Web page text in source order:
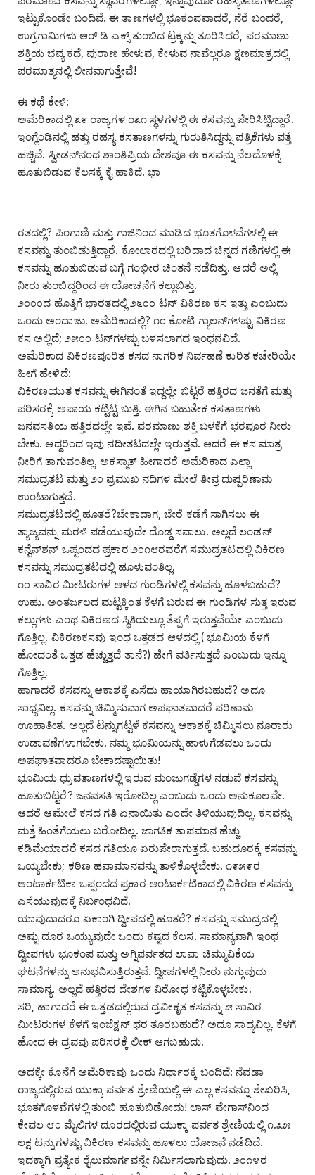
ಇಟ್ಟುಕೊಂಡೇ ಬಂದಿವೆ. ಈ ತಾಣಗಳಲ್ಲಿ ಭೂಕಂಪವಾದರೆ, ನೆರೆ ಬಂದರೆ,
ಉಗ್ರಗಾಮಿಗಳು ಆರ್ ಡಿ ಎಕ್ಸ್ ತುಂಬಿದ ಟ್ರಕ್ಕನ್ನು ತೂರಿಸಿದರೆ, ಪರಮಾಣು
ಶಕ್ತಿಯ ಭವ್ಯ ಕಥೆ, ಪುರಾಣ ಹೇಳುವ, ಕೇಳುವ ನಾವೆಲ್ಲರೂ ಕ್ಷಣಮಾತ್ರದಲ್ಲಿ
ಪರಮಾತ್ಮನಲ್ಲಿ ಲೀನವಾಗುತ್ತೇವೆ!
ಈ ಕಥೆ ಕೇಳಿ:
ಅಮೆರಿಕಾದಲ್ಲಿ ೩೯ ರಾಜ್ಯಗಳ ೧೩೧ ಸ್ಥಳಗಳಲ್ಲಿ ಈ ಕಸವನ್ನು ಪೇರಿಸಿಟ್ಟಿದ್ದಾರೆ.
ಇಂಗ್ಲೆಂಡಿನಲ್ಲಿ ಹತ್ತು ರಹಸ್ಯ ಕಸತಾಣಗಳನ್ನು ಗುರುತಿಸಿದ್ದನ್ನು ಪತ್ರಿಕೆಗಳು ಪತ್ತೆ
ಹಚ್ಚಿವೆ. ಸ್ವೀಡನ್‌ನಂಥ ಶಾಂತಿಪ್ರಿಯ ದೇಶವೂ ಈ ಕಸವನ್ನು ನೆಲದೊಳಕ್ಕೆ
ಹೂತುಬಿಡುವ ಕೆಲಸಕ್ಕೆ ಕೈ ಹಾಕಿದೆ. ಭಾ
ರತದಲ್ಲಿ? ಪಿಂಗಾಣಿ ಮತ್ತು ಗಾಜಿನಿಂದ ಮಾಡಿದ ಭೂತಗೊಳವೆಗಳಲ್ಲಿ ಈ
ಕಸವನ್ನು ತುಂಬಿಡುತ್ತಿದ್ದಾರೆ. ಕೋಲಾರದಲ್ಲಿ ಬರಿದಾದ ಚಿನ್ನದ ಗಣಿಗಳಲ್ಲಿ ಈ
ಕಸವನ್ನು ಹೂತುಬಿಡುವ ಬಗ್ಗೆ ಗಂಭೀರ ಚಿಂತನೆ ನಡೆದಿತ್ತು. ಆದರೆ ಅಲ್ಲಿ
ನೀರು ತುಂಬಿದ್ದರಿಂದ ಈ ಯೋಚನೆಗೆ ಕಲ್ಲುಬಿತ್ತು.
೨೦೦೦ದ ಹೊತ್ತಿಗೆ ಭಾರತದಲ್ಲಿ ೨೬೦೦ ಟನ್ ವಿಕಿರಣ ಕಸ ಇತ್ತು ಎಂಬುದು
ಒಂದು ಅಂದಾಜು. ಅಮೆರಿಕಾದಲ್ಲಿ? ೧೦ ಕೋಟಿ ಗ್ಯಾಲನ್‌ಗಳಷ್ಟು ವಿಕಿರಣ
ಕಸ ಅಲ್ಲಿದೆ; ೨೫೦೦ ಟನ್‌ಗಳಷ್ಟು ಬಳಸಲಾಗದ ಇಂಧನವಿದೆ.
ಅಮೆರಿಕಾದ ವಿಕಿರಣಪೂರಿತ ಕಸದ ನಾಗರಿಕ ನಿರ್ವಹಣೆ ಕುರಿತ ಕಚೇರಿಯೇ
ಹೀಗೆ ಹೇಳಿದೆ:
ವಿಕಿರಣಯುತ ಕಸವನ್ನು ಈಗಿನಂತೆ ಇದ್ದಲ್ಲೇ ಬಿಟ್ಟರೆ ಹತ್ತಿರದ ಜನತೆಗೆ ಮತ್ತು
ಪರಿಸರಕ್ಕೆ ಅಪಾಯ ಕಟ್ಟಿಟ್ಟ ಬುತ್ತಿ. ಈಗಿನ ಬಹುತೇಕ ಕಸತಾಣಗಳು
ಜನವಸತಿಯ ಹತ್ತಿರದಲ್ಲೇ ಇವೆ. ಪರಮಾಣು ಶಕ್ತಿ ಬಳಕೆಗೆ ಭರಪೂರ ನೀರು
ಬೇಕು. ಆದ್ದರಿಂದ ಇವು ನದೀತಟದಲ್ಲೇ ಇರುತ್ತವೆ. ಆದರೆ ಈ ಕಸ ಮಾತ್ರ
ನೀರಿಗೆ ತಾಗುವಂತಿಲ್ಲ. ಅಕಸ್ಮಾತ್ ಹೀಗಾದರೆ ಅಮೆರಿಕಾದ ಎಲ್ಲಾ
ಸಮುದ್ರತಟ ಮತ್ತು ೨೦ ಪ್ರಮುಖ ನದಿಗಳ ಮೇಲೆ ತೀವ್ರ ದುಷ್ಪರಿಣಾಮ
ಉಂಟಾಗುತ್ತದೆ.
ಸಮುದ್ರತಟದಲ್ಲಿ ಹೂತರೆ?ಬೇಕಾದಾಗ, ಬೇರೆ ಕಡೆಗೆ ಸಾಗಿಸಲು ಈ
ತ್ಯಾಜ್ಯವನ್ನು ಮರಳಿ ಪಡೆಯುವುದೇ ದೊಡ್ಡ ಸವಾಲು. ಅಲ್ಲದೆ ಲಂಡನ್
ಕನ್ವೆನ್‌ಶನ್ ಒಪ್ಪಂದದ ಪ್ರಕಾರ ೨೦೧೮ರವರೆಗೆ ಸಮುದ್ರತಟದಲ್ಲಿ ವಿಕಿರಣ
ಕಸವನ್ನು ಸಮುದ್ರತಟದಲ್ಲಿ ಹೂಳುವಂತಿಲ್ಲ.
೧೦ ಸಾವಿರ ಮೀಟರುಗಳ ಆಳದ ಗುಂಡಿಗಳಲ್ಲಿ ಕಸವನ್ನು ಹೂಳಬಹುದೆ?
ಉಹು. ಅಂತರ್ಜಲದ ಮಟ್ಟಕ್ಕಿಂತ ಕೆಳಗೆ ಬರುವ ಈ ಗುಂಡಿಗಳ ಸುತ್ತ ಇರುವ
ಕಲ್ಲುಗಳು ಎಂಥ ವಿಕಿರಣದ ಸ್ಥಿತಿಯಲ್ಲೂ ತೆಪ್ಪಗೆ ಇರುತ್ತವೆಯೇ ಎಂಬುದು
ಗೊತ್ತಿಲ್ಲ. ವಿಕಿರಣಕಸವು ಇಂಥ ಒತ್ತಡದ ಆಳದಲ್ಲಿ ( ಭೂಮಿಯ ಕೆಳಗೆ
ಹೋದಂತೆ ಒತ್ತಡ ಹೆಚ್ಚುತ್ತದೆ ತಾನೆ?) ಹೇಗೆ ವರ್ತಿಸುತ್ತದೆ ಎಂಬುದು ಇನ್ನೂ
ಗೊತ್ತಿಲ್ಲ.
ಹಾಗಾದರೆ ಕಸವನ್ನು ಆಕಾಶಕ್ಕೆ ಎಸೆದು ಹಾಯಾಗಿರಬಹುದೆ? ಅದೂ
ಸಾಧ್ಯವಿಲ್ಲ. ಕಸವನ್ನು ಚಿಮ್ಮಿಸುವಾಗ ಅಪಘಾತವಾದರೆ ಪರಿಣಾಮ
ಊಹಾತೀತ. ಅಲ್ಲದೆ ಟನ್ನುಗಟ್ಟಳೆ ಕಸವನ್ನು ಆಕಾಶಕ್ಕೆ ಚಿಮ್ಮಿಸಲು ನೂರಾರು
ಉಡಾವಣೆಗಳಾಗಬೇಕು. ನಮ್ಮ ಭೂಮಿಯನ್ನು ಹಾಳುಗೆಡವಲು ಒಂದು
ಅಪಘಾತವಾದರೂ ಬೇಕಾದಷ್ಟಾಯಿತು!
ಭೂಮಿಯ ಧ್ರುವತಾಣಗಳಲ್ಲಿ ಇರುವ ಮಂಜುಗಡ್ಡೆಗಳ ನಡುವೆ ಕಸವನ್ನು
ಹೂತುಬಿಟ್ಟರೆ? ಜನವಸತಿ ಇರೋದಿಲ್ಲ ಎಂಬುದು ಒಂದು ಅನುಕೂಲವೇ.
ಆದರೆ ಆಮೇಲೆ ಕಸದ ಗತಿ ಏನಾಯಿತು ಎಂದೇ ತಿಳಿಯುವುದಿಲ್ಲ. ಕಸವನ್ನು
ಮತ್ತೆ ಹಿಂತೆಗೆಯಲು ಬರೋದಿಲ್ಲ. ಜಾಗತಿಕ ತಾಪಮಾನ ಹೆಚ್ಚು
ಕಡಿಮೆಯಾದರೆ ಕಸದ ಗತಿಯೂ ಏರುಪೇರಾಗುತ್ತದೆ. ಬಹುದೂರಕ್ಕೆ ಕಸವನ್ನು
ಒಯ್ಯಬೇಕು; ಕಠಿಣ ಹವಾಮಾನವನ್ನು ತಾಳಿಕೊಳ್ಳಬೇಕು. ೧೯೫೯ರ
ಆಂಟಾರ್ಕಟಿಕಾ ಒಪ್ಪಂದದ ಪ್ರಕಾರ ಆಂಟಾರ್ಕಟಿಕಾದಲ್ಲಿ ವಿಕಿರಣ ಕಸವನ್ನು
ಎಸೆಯುವುದಕ್ಕೆ ನಿರ್ಬಂಧವಿದೆ.
ಯಾವುದಾದರೂ ಏಕಾಂಗಿ ದ್ವೀಪದಲ್ಲಿ ಹೂತರೆ? ಕಸವನ್ನು ಸಮುದ್ರದಲ್ಲಿ
ಅಷ್ಟು ದೂರ ಒಯ್ಯುವುದೇ ಒಂದು ಕಷ್ಟದ ಕೆಲಸ. ಸಾಮಾನ್ಯವಾಗಿ ಇಂಥ
ದ್ವೀಪಗಳು ಭೂಕಂಪ ಮತ್ತು ಅಗ್ನಿಪರ್ವತದ ಲಾವಾ ಚಿಮ್ಮುವಿಕೆಯ
ಘಟನೆಗಳನ್ನು ಅನುಭವಿಸುತ್ತಿರುತ್ತವೆ. ದ್ವೀಪಗಳಲ್ಲಿ ನೀರು ನುಗ್ಗುವುದು
ಸಾಮಾನ್ಯ. ಅಲ್ಲದೆ ಹತ್ತಿರದ ದೇಶಗಳ ವಿರೋಧ ಕಟ್ಟಿಕೊಳ್ಳಬೇಕು.
ಸರಿ, ಹಾಗಾದರೆ ಈ ಒತ್ತಡದಲ್ಲಿರುವ ದ್ರವೀಕೃತ ಕಸವನ್ನು ೫ ಸಾವಿರ
ಮೀಟರುಗಳ ಕೆಳಗೆ ಇಂಜೆಕ್ಷನ್ ಥರ ತೂರಬಹುದೆ? ಅದೂ ಸಾಧ್ಯವಿಲ್ಲ. ಕೆಳಗೆ
ಹೋದ ಈ ದ್ರವವು ಪರಿಸರಕ್ಕೆ ಲೀಕ್ ಆಗಬಹುದು.
ಅದಕ್ಕೇ ಕೊನೆಗೆ ಅಮೆರಿಕಾವು ಒಂದು ನಿರ್ಧಾರಕ್ಕೆ ಬಂದಿದೆ: ನೆವಡಾ
ರಾಜ್ಯದಲ್ಲಿರುವ ಯುಕ್ಕಾ ಪರ್ವತ ಶ್ರೇಣಿಯಲ್ಲಿ ಈ ಎಲ್ಲ ಕಸವನ್ನೂ ಶೇಖರಿಸಿ,
ಭೂತಗೊಳವೆಗಳಲ್ಲಿ ತುಂಬಿ ಹೂತುಬಿಡೋದು! ಲಾಸ್ ವೇಗಾಸ್‌ನಿಂದ
ಕೇವಲ ೮೦ ಮೈಲಿಗಳ ದೂರದಲ್ಲಿರುವ ಯುಕ್ಕಾ ಪರ್ವತ ಶ್ರೇಣಿಯಲ್ಲಿ ೧.೩೫
ಲಕ್ಷ ಟನ್ನುಗಳಷ್ಟು ವಿಕಿರಣ ಕಸವನ್ನು ಹೂಳಲು ಯೋಜನೆ ನಡೆದಿದೆ.
ಇದಕ್ಕಾಗಿ ಪ್ರತ್ಯೇಕ ರೈಲುಮಾರ್ಗವನ್ನೇ ನಿರ್ಮಿಸಲಾಗುವುದು. ೨೦೧೪ರ